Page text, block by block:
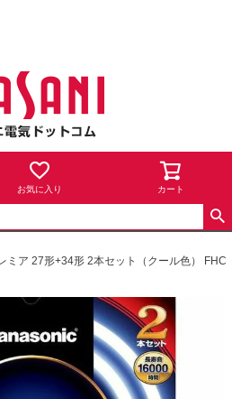
お気に入り カート
ミア 27形+34形 2本セット（クール色） FHC